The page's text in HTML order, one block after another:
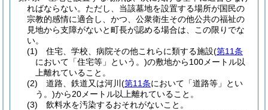
ればならない。 ただし、当該墓地を設置する場所が国民の
宗教的感情に適合し、かつ、公衆衛生その他公共の福祉の
見地から支障がないと町長が認める場合は、この限りでな
い。
(1)
住宅、学校、病院その他これらに類する施設(第11条
において「住宅等」という。)の敷地から100メートル以
上離れていること。
(2)
道路、鉄道又は河川 (第11条において「道路等」とい
う。)から20メートル以上離れていること。
(3)
飲料水を汚染するおそれがないこと。